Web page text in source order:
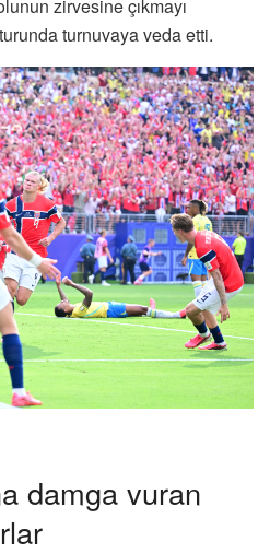
zirvesine çıkmayı
turnuvaya veda etti.
damga vuran